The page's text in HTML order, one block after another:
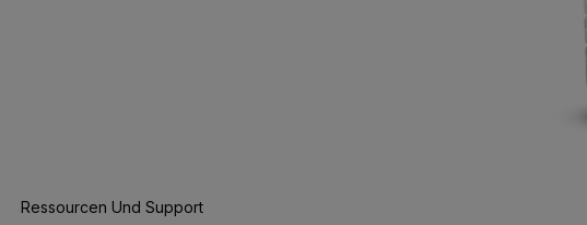
Ressourcen Und Support